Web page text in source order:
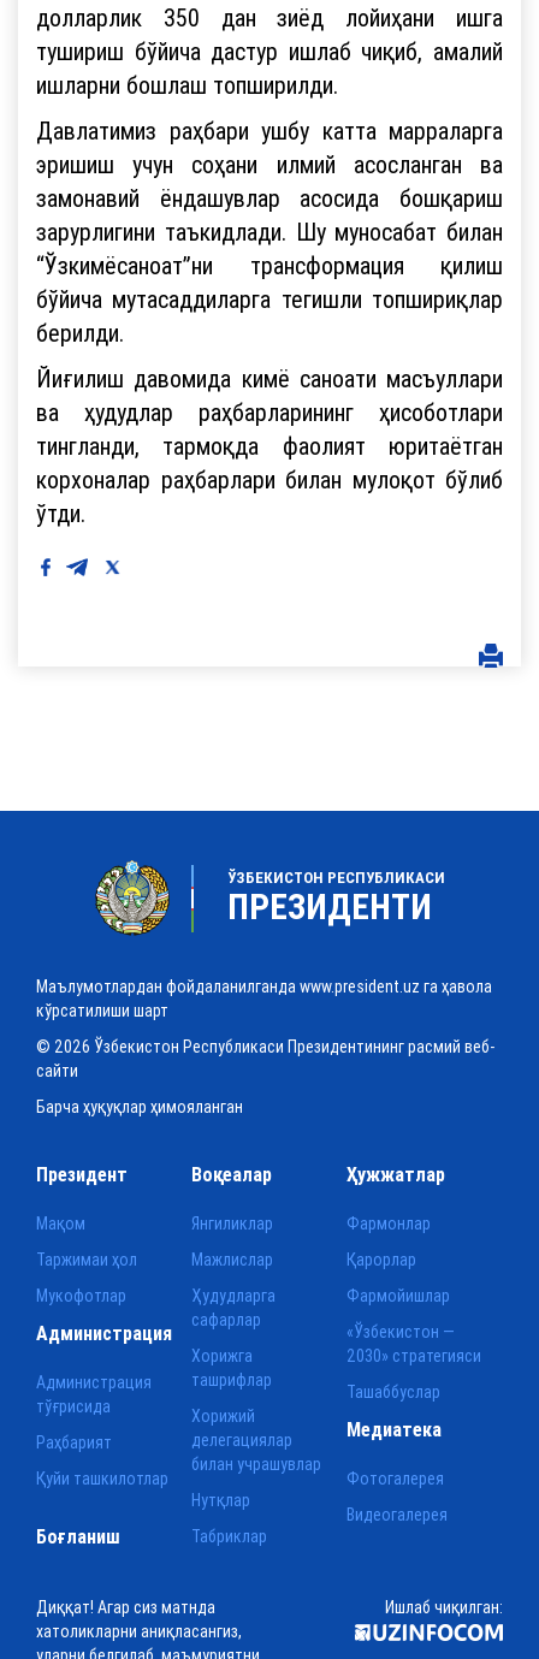
долларлик 350 дан зиёд лойиҳани ишга
тушириш бўйича дастур ишлаб чиқиб, амалий
ишларни бошлаш топширилди.
Давлатимиз раҳбари ушбу катта марраларга
эришиш учун соҳани илмий асосланган ва
замонавий ёндашувлар асосида бошқариш
зарурлигини таъкидлади. Шу муносабат билан
“Ўзкимёсаноат”ни трансформация қилиш
бўйича мутасаддиларга тегишли топшириқлар
берилди.
Йиғилиш давомида кимё саноати масъуллари
ва ҳудудлар раҳбарларининг ҳисоботлари
тингланди, тармоқда фаолият юритаётган
корхоналар раҳбарлари билан мулоқот бўлиб
ўтди.
ЎЗБЕКИСТОН РЕСПУБЛИКАСИ
ПРЕЗИДЕНТИ
Маълумотлардан фойдаланилганда www.president.uz га ҳавола
кўрсатилиши шарт
© 2026 Ўзбекистон Республикаси Президентининг расмий веб-
сайти
Барча ҳуқуқлар ҳимояланган
Президент
Мақом
Таржимаи ҳол
Мукофотлар
Воқеалар
Янгиликлар
Мажлислар
Ҳудудларга
сафарлар
Хорижга
ташрифлар
Хорижий
делегациялар
билан учрашувлар
Нутқлар
Табриклар
Ҳужжатлар
Фармонлар
Қарорлар
Фармойишлар
«Ўзбекистон —
2030» стратегияси
Ташаббуслар
Администрация
Администрация
тўғрисида
Раҳбарият
Қуйи ташкилотлар
Медиатека
Фотогалерея
Видеогалерея
Боғланиш
Диққат! Агар сиз матнда
хатоликларни аниқласангиз,
Ишлаб чиқилган: